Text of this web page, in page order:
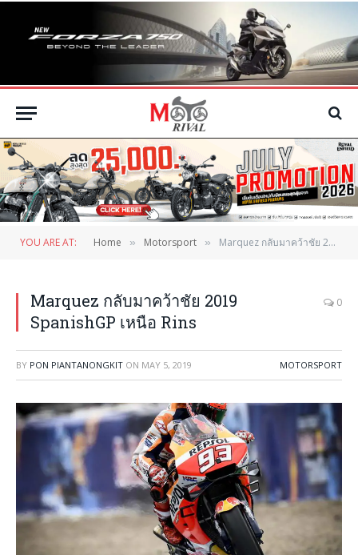
YOU ARE AT: Home » Motorsport » Marquez กลับมาคว้าชัย 2019 SpanishGP เหนือ Rins
Marquez กลับมาคว้าชัย 2019
SpanishGP เหนือ Rins
0
BY PON PIANTANONGKIT ON MAY 5, 2019 MOTORSPORT